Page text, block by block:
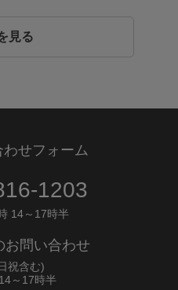
見る
わせフォーム
1203
14～17時半
お問い合わせ
祝含む)
～17時半